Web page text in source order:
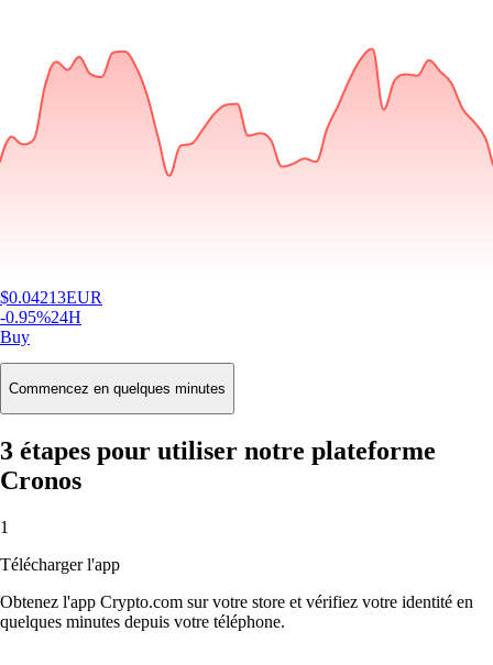
$0.04213EUR
-0.95%24H
Buy
Commencez en quelques minutes
3 étapes pour utiliser notre plateforme
Cronos
1
Télécharger l'app
Obtenez l'app Crypto.com sur votre store et vérifiez votre identité en
quelques minutes depuis votre téléphone.